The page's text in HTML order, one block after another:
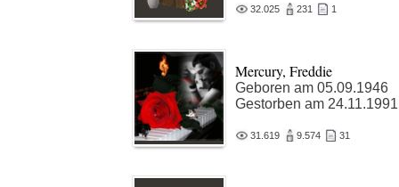
32.025 231 1
Mercury, Freddie
Geboren am 05.09.1946
Gestorben am 24.11.1991
31.619 9.574 31